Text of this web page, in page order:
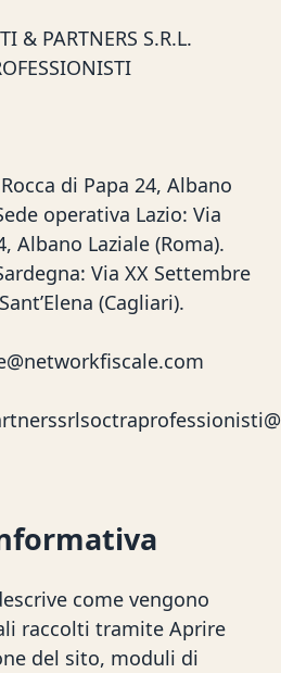
& PARTNERS S.R.L.
di Papa 24, Albano
operativa Lazio: Via
Albano Laziale (Roma).
Via XX Settembre
(Cagliari).
come vengono
raccolti tramite Aprire
del sito, moduli di